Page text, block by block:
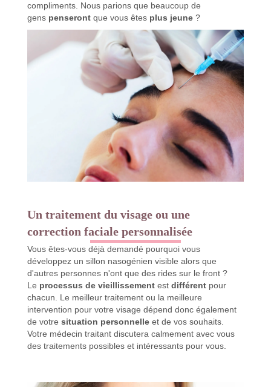
compliments. Nous parions que beaucoup de
gens penseront que vous êtes plus jeune?
Un traitement du visage ou une
correction faciale personnalisée
Vous êtes-vous déjà demandé pourquoi vous
développez un sillon nasogénien visible alors que
d'autres personnes n'ont que des rides sur le front ?
Le processus de vieillissementest différent pour
chacun. Le meilleur traitement ou la meilleure
intervention pour votre visage dépend donc également
de votre situation personnelleet de vos souhaits.
Votre médecin traitant discutera calmement avec vous
des traitements possibles et intéressants pour vous.